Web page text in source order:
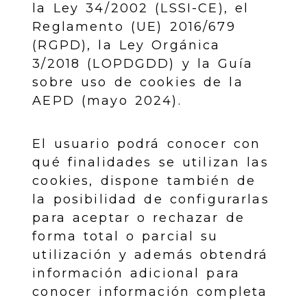
la Ley 34/2002 (LSSI-CE), el
Reglamento (UE) 2016/679
(RGPD), la Ley Orgánica
3/2018 (LOPDGDD) y la Guía
sobre uso de cookies de la
AEPD (mayo 2024).
El usuario podrá conocer con
qué finalidades se utilizan las
cookies, dispone también de
la posibilidad de configurarlas
para aceptar o rechazar de
forma total o parcial su
utilización y además obtendrá
información adicional para
conocer información completa